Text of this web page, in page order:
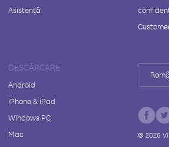
Asistență
DESCĂRCARE
Android
iPhone & iPad
Windows PC
Mac
© 2026